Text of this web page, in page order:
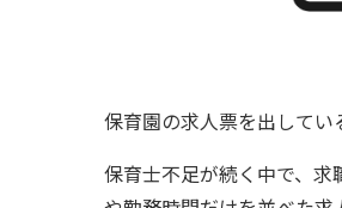
保育園の求人票を出してい
保育士不足が続く中で、